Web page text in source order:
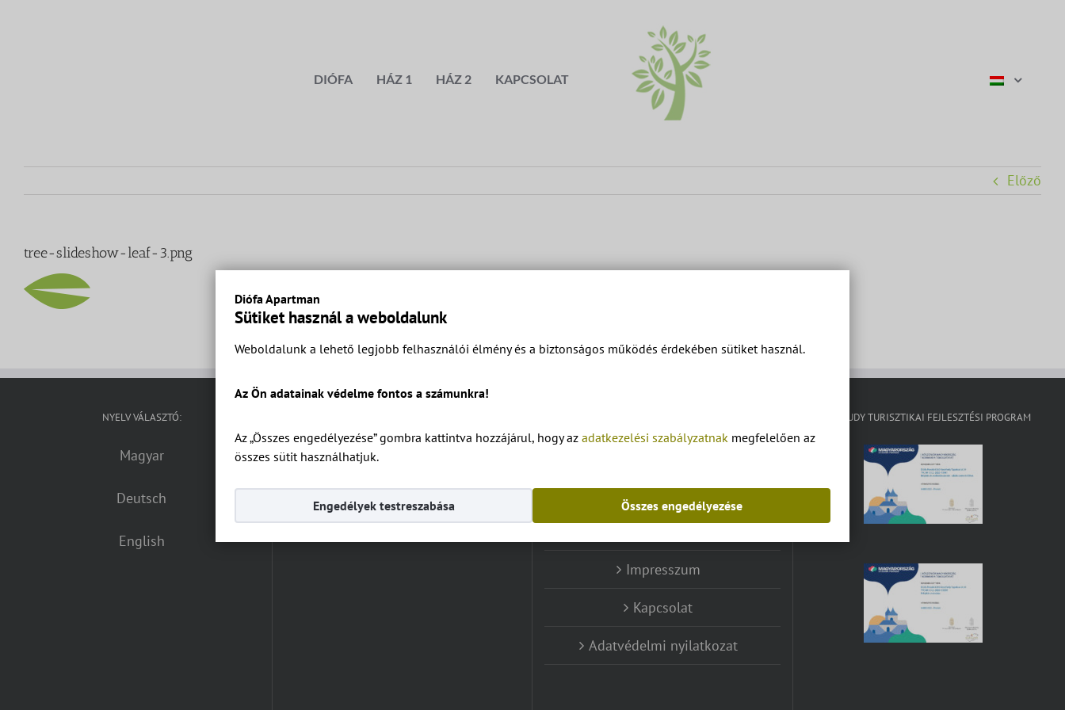
Diófa Apartman
Sütiket használ a weboldalunk
Weboldalunk a lehető legjobb felhasználói élmény és a biztonságos működés érdekében sütiket használ.
Az Ön adatainak védelme fontos a számunkra!
Az „Összes engedélyezése” gombra kattintva hozzájárul, hogy az adatkezelési szabályzatnak megfelelően az
összes sütit használhatjuk.
Összes engedélyezése
Engedélyek testreszabása
DIÓFA HÁZ 1 HÁZ 2 KAPCSOLAT
Előző
tree-slideshow-leaf-3.png
NYELV VÁLASZTÓ:
Magyar
Deutsch
English
DIÓFA Apartman 8360 Keszthely,
Telefon: +36 30 162 6080
Email:info@apartmandiofa.hu
Ház 1
Impresszum
Kapcsolat
Adatvédelmi nyilatkozat
KISFALUDY TURISZTIKAI FEJLESZTÉSI PROGRAM